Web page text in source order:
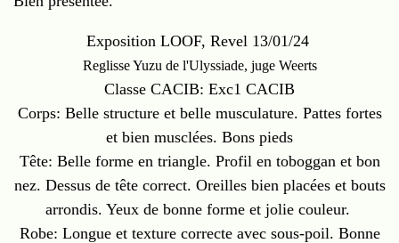
Exposition LOOF, Revel 13/01/24
Reglisse Yuzu de l'Ulyssiade, juge Weerts
Classe CACIB: Exc1 CACIB
Corps: Belle structure et belle musculature. Pattes fortes
et bien musclées. Bons pieds
Tête: Belle forme en triangle. Profil en toboggan et bon
nez. Dessus de tête correct. Oreilles bien placées et bouts
arrondis. Yeux de bonne forme et jolie couleur.
Robe: Longue et texture correcte avec sous-poil. Bonne